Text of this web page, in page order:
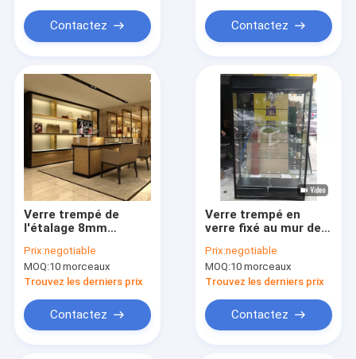
Contactez Contactez
Verre trempé de
l'étalage 8mm
magasin de sac de
boutique de T4 LED
Prix:negotiable
MOQ:10 morceaux
Trouvez les derniers prix
Contactez
Verre trempé en
verre fixé au mur de
d'affichage de
conception de
monomère
Prix:negotiable
MOQ:10 morceaux
Trouvez les derniers prix
Contactez